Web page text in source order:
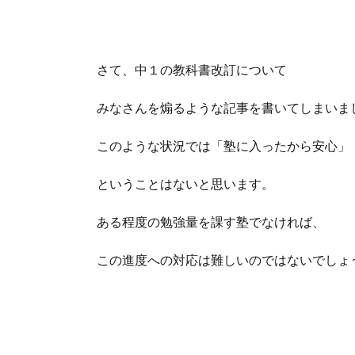
さて、中１の教科書改訂について
みなさんを煽るような記事を書いてしまいま
このような状況では「塾に入ったから安心」
ということはないと思います。
ある程度の勉強量を課す塾でなければ、
この進度への対応は難しいのではないでしょ